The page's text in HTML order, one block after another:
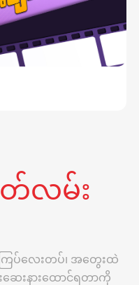
တ်လမ်း
ပ်လေးတပ်၊ အတွေးထဲ
ဆေးနားထောင်ရတာကို